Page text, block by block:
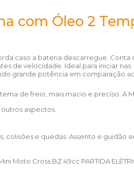
com Óleo 2
caso a bateria descarregue. Conta
de velocidade. Ideal para iniciar nas
grande potência em comparação
de freio, mais macio e preciso. A
aspectos.
e quedas. Assento e guidão
Moto Cross BZ 49cc PARTIDA